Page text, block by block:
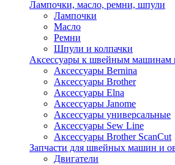
Лампочки, масло, ремни, шпули
Лампочки
Масло
Ремни
Шпули и колпачки
Аксессуары к швейным машинам
Аксессуары Bernina
Аксессуары Brother
Аксессуары Elna
Аксессуары Janome
Аксессуары универсальные
Аксессуары Sew Line
Аксессуары Brother ScanCut
Запчасти для швейных машин и
Двигатели